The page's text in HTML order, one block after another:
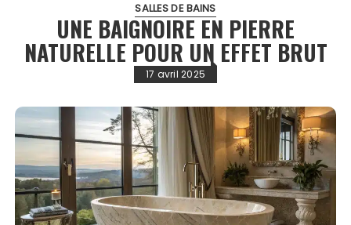
SALLES DE BAINS
UNE BAIGNOIRE EN PIERRE
NATURELLE POUR UN EFFET BRUT
17 avril 2025